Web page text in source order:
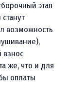
этап
возможность
взнос
же, что и для
оплаты